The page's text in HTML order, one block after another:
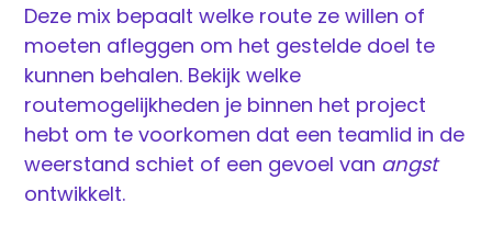
Deze mix bepaalt welke route ze willen of
moeten afleggen om het gestelde doel te
kunnen behalen. Bekijk welke
routemogelijkheden je binnen het project
hebt om te voorkomen dat een teamlid in de
weerstand schiet of een gevoel van angst
ontwikkelt.